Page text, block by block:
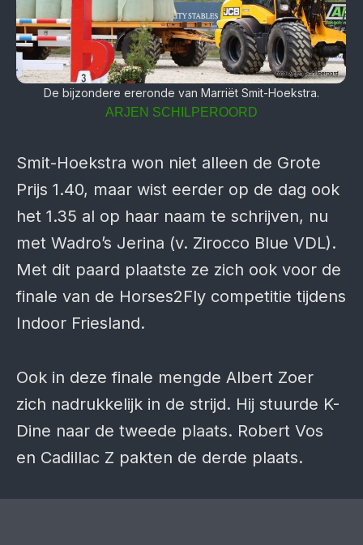
De bijzondere ereronde van Marriët Smit-Hoekstra.
ARJEN SCHILPEROORD
Smit-Hoekstra won niet alleen de Grote
Prijs 1.40, maar wist eerder op de dag ook
het 1.35 al op haar naam te schrijven, nu
met Wadro’s Jerina (v. Zirocco Blue VDL).
Met dit paard plaatste ze zich ook voor de
finale van de Horses2Fly com­petitie tijdens
Indoor Friesland.
Ook in deze finale mengde Albert Zoer
zich nadruk­kelijk in de strijd. Hij stuurde K-
Dine naar de tweede plaats. Robert Vos
en Cadillac Z pakten de derde plaats.